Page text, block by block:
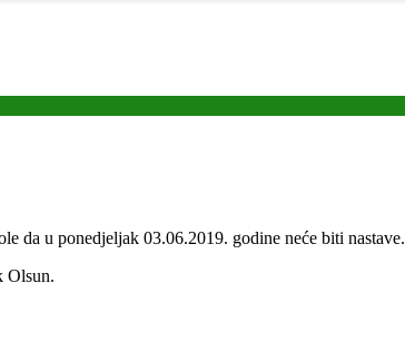
da u ponedjeljak 03.06.2019. godine neće biti nastave.
Olsun.